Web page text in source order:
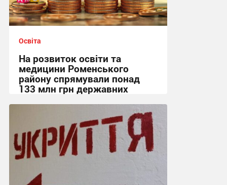
Освіта
На розвиток освіти та
медицини Роменського
району спрямували понад
133 млн грн державних